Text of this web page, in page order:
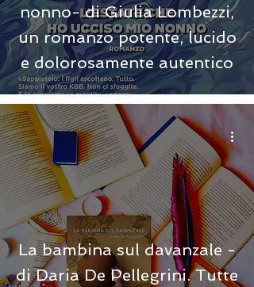
nonno- di Giulia Lombezzi,
un romanzo potente, lucido
e dolorosamente autentico
La bambina sul davanzale -
di Daria De Pellegrini. Tutte